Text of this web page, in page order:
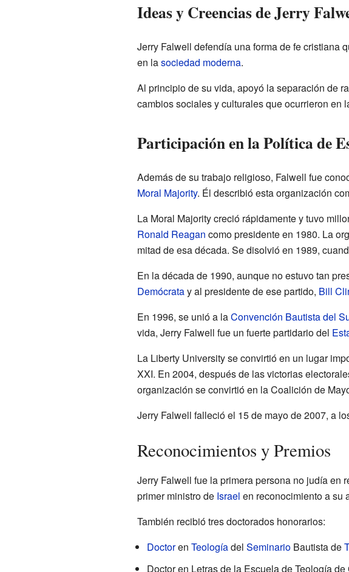
Ideas y Creencias de Jerry
Jerry Falwell defendía una forma de fe cristiana
en lasociedad moderna.
Al principio de su vida, apoyó la separación de
cambios sociales y culturales que ocurrieron en
Participación en la Política de
Además de su trabajo religioso, Falwell fue
Moral Majority. Él describió esta organización
La Moral Majority creció rápidamente y tuvo
Ronald Reagan como presidente en 1980. La
mitad de esa década. Se disolvió en 1989,
En la década de 1990, aunque no estuvo tan
Demócratay al presidente de ese partido, Bill
En 1996, se unió a laConvención Bautista del
vida, Jerry Falwell fue un fuerte partidario del
La Liberty University se convirtió en un lugar
XXI. En 2004, después de las victorias
organización se convirtió en la Coalición de
Jerry Falwell falleció el 15 de mayo de 2007, a
Reconocimientos y Premios
Jerry Falwell fue la primera persona no judía en
primer ministro de Israel en reconocimiento a su
También recibió tres doctorados honorarios:
Doctoren Teologíadel SeminarioBautista de
Doctor en Letras de la Escuela de Teología